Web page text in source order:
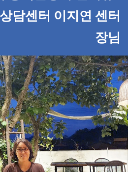
담센터 이지연 센터
장님